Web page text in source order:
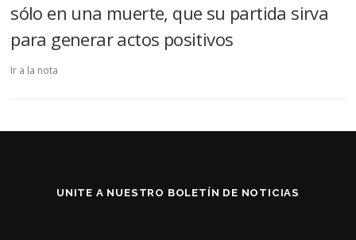
sólo en una muerte, que su partida sirva
para generar actos positivos
Ir a la nota
UNITE A NUESTRO BOLETÍN DE NOTICIAS